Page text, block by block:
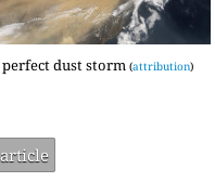
perfect dust storm (attribution)